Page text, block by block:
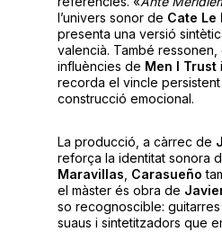
l’univers sonor de Cate Le
presenta una versió
valencià. També ressonen,
influències de Men I Trusti
recorda el vincle
construcció emocional.
La producció, a càrrec de
reforça la identitat sonora
Maravillas Carasueño
el màster és obra de
so recognoscible:
suaus i sintetitzadors que